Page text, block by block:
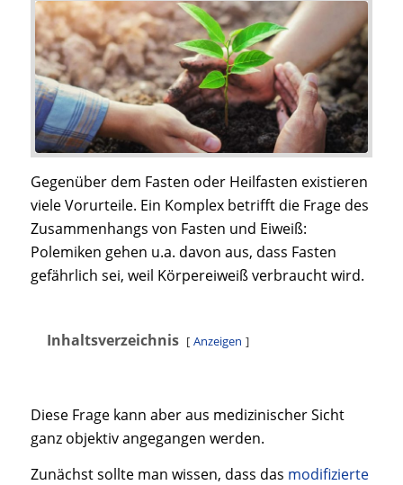
Gegenüber dem Fasten oder Heilfasten existieren
viele Vorurteile. Ein Komplex betrifft die Frage des
Zusammenhangs von Fasten und Eiweiß:
Polemiken gehen u.a. davon aus, dass Fasten
gefährlich sei, weil Körpereiweiß verbraucht wird.
Inhaltsverzeichnis Anzeigen
Diese Frage kann aber aus medizinischer Sicht
ganz objektiv angegangen werden.
Zunächst sollte man wissen, dass das modifizierte